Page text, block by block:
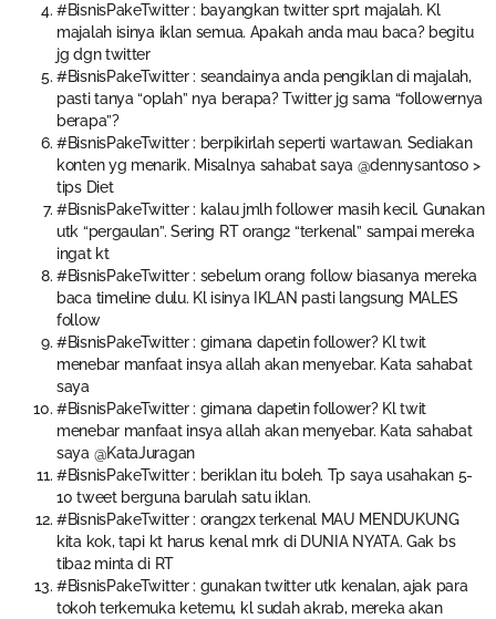
#BisnisPakeTwitter : bayangkan twitter sprt majalah. Kl
majalah isinya iklan semua. Apakah anda mau baca? begitu
jg dgn twitter
#BisnisPakeTwitter : seandainya anda pengiklan di majalah,
pasti tanya “oplah” nya berapa? Twitter jg sama “followernya
berapa”?
#BisnisPakeTwitter : berpikirlah seperti wartawan. Sediakan
konten yg menarik. Misalnya sahabat saya @dennysantoso >
tips Diet
#BisnisPakeTwitter : kalau jmlh follower masih kecil. Gunakan
utk “pergaulan”. Sering RT orang2 “terkenal” sampai mereka
ingat kt
#BisnisPakeTwitter : sebelum orang follow biasanya mereka
baca timeline dulu. Kl isinya IKLAN pasti langsung MALES
follow
#BisnisPakeTwitter : gimana dapetin follower? Kl twit
menebar manfaat insya allah akan menyebar. Kata sahabat
saya
#BisnisPakeTwitter : gimana dapetin follower? Kl twit
menebar manfaat insya allah akan menyebar. Kata sahabat
saya @KataJuragan
#BisnisPakeTwitter : beriklan itu boleh. Tp saya usahakan 5-
10 tweet berguna barulah satu iklan.
#BisnisPakeTwitter : orang2x terkenal MAU MENDUKUNG
kita kok, tapi kt harus kenal mrk di DUNIA NYATA. Gak bs
tiba2 minta di RT
#BisnisPakeTwitter : gunakan twitter utk kenalan, ajak para
tokoh terkemuka ketemu, kl sudah akrab, mereka akan